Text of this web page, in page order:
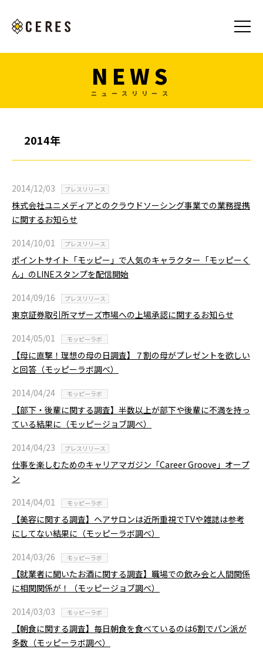
NEWS
ニュースリリース
2014年
2014/12/03 プレスリリース
株式会社ユニメディアとのクラウドソーシング事業での業務提携
に関するお知らせ
2014/10/01
プレスリリース
ポイントサイト「モッピー」で人気のキャラクター「モッピーく
ん」のLINEスタンプを配信開始
2014/09/16
プレスリリース
東京証券取引所マザーズ市場への上場承認に関するお知らせ
2014/05/01
モッピーラボ
【母に直撃！理想の母の日調査】７割の母がプレゼントを欲しい
と回答（モッピーラボ調べ）
2014/04/24
モッピーラボ
【部下・後輩に関する調査】半数以上が部下や後輩に不満を持っ
ている結果に（モッピージョブ調べ）
2014/04/23
プレスリリース
仕事を楽しむためのキャリアマガジン「Career Groove」オープ
ン
2014/04/01
モッピーラボ
【美容に関する調査】ヘアサロンは近所重視でTVや雑誌は参考
にしてない結果に（モッピーラボ調べ）
2014/03/26
モッピーラボ
【就業者に聞いたお酒に関する調査】職場での飲み会と人間関係
に相関関係が！（モッピージョブ調べ）
2014/03/03
モッピーラボ
【朝食に関する調査】毎日朝食を食べているのは6割でパン派が
多数（モッピーラボ調べ）